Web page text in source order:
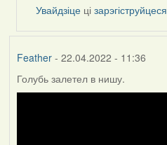
Увайдзіце цізарэгіструйцеся
Feather- 22.04.2022 - 11:36
Голубь залетел в нишу.